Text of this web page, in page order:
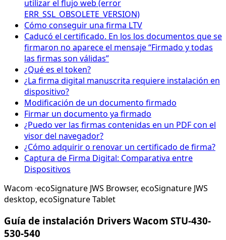
utilizar el flujo web (error
ERR_SSL_OBSOLETE_VERSION)
Cómo conseguir una firma LTV
Caducó el certificado. En los los documentos que se
firmaron no aparece el mensaje “Firmado y todas
las firmas son válidas”
¿Qué es el token?
¿La firma digital manuscrita requiere instalación en
dispositivo?
Modificación de un documento firmado
Firmar un documento ya firmado
¿Puedo ver las firmas contenidas en un PDF con el
visor del navegador?
¿Cómo adquirir o renovar un certificado de firma?
Captura de Firma Digital: Comparativa entre
Dispositivos
Wacom ·ecoSignature JWS Browser, ecoSignature JWS
desktop, ecoSignature Tablet
Guía de instalación Drivers Wacom STU-430-
530-540